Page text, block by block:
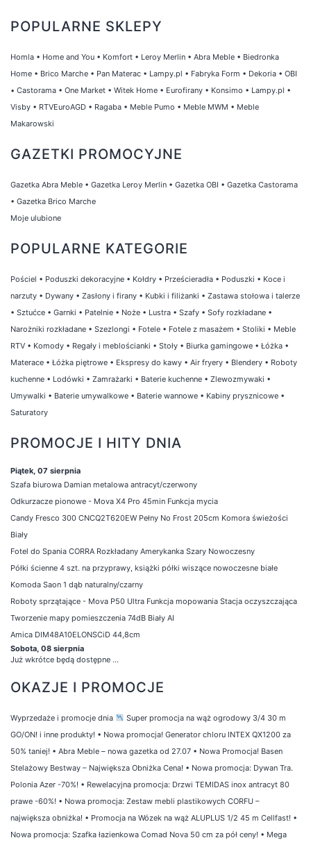
POPULARNE SKLEPY
Homla • Home and You • Komfort • Leroy Merlin • Abra Meble • Biedronka
Home • Brico Marche • Pan Materac • Lampy.pl • Fabryka Form • Dekoria • OBI
• Castorama • One Market • Witek Home • Eurofirany • Konsimo • Lampy.pl •
Visby • RTVEuroAGD • Ragaba • Meble Pumo • Meble MWM • Meble
Makarowski
GAZETKI PROMOCYJNE
Gazetka Abra Meble • Gazetka Leroy Merlin • Gazetka OBI • Gazetka Castorama
• Gazetka Brico Marche
Moje ulubione
POPULARNE KATEGORIE
Pościel • Poduszki dekoracyjne • Kołdry • Prześcieradła • Poduszki • Koce i
narzuty • Dywany • Zasłony i firany • Kubki i filiżanki • Zastawa stołowa i talerze
• Sztućce • Garnki • Patelnie • Noże • Lustra • Szafy • Sofy rozkładane •
Narożniki rozkładane • Szezlongi • Fotele • Fotele z masażem • Stoliki • Meble
RTV • Komody • Regały i meblościanki • Stoły • Biurka gamingowe • Łóżka •
Materace • Łóżka piętrowe • Ekspresy do kawy • Air fryery • Blendery • Roboty
kuchenne • Lodówki • Zamrażarki • Baterie kuchenne • Zlewozmywaki •
Umywalki • Baterie umywalkowe • Baterie wannowe • Kabiny prysznicowe •
Saturatory
PROMOCJE I HITY DNIA
Piątek, 07 sierpnia
Szafa biurowa Damian metalowa antracyt/czerwony
Odkurzacze pionowe - Mova X4 Pro 45min Funkcja mycia
Candy Fresco 300 CNCQ2T620EW Pełny No Frost 205cm Komora świeżości
Biały
Fotel do Spania CORRA Rozkładany Amerykanka Szary Nowoczesny
Półki ścienne 4 szt. na przyprawy, książki półki wiszące nowoczesne białe
Komoda Saon 1 dąb naturalny/czarny
Roboty sprzątające - Mova P50 Ultra Funkcja mopowania Stacja oczyszczająca
Tworzenie mapy pomieszczenia 74dB Biały AI
Amica DIM48A10ELONSCiD 44,8cm
Sobota, 08 sierpnia
Już wkrótce będą dostępne ...
OKAZJE I PROMOCJE
Wyprzedaże i promocje dnia
Super promocja na wąż ogrodowy 3/4 30 m
GO/ON! i inne produkty! • Nowa promocja! Generator chloru INTEX QX1200 za
50% taniej! • Abra Meble – nowa gazetka od 27.07 • Nowa Promocja! Basen
Stelażowy Bestway – Największa Obniżka Cena! • Nowa promocja: Dywan Tra.
Polonia Azer -70%! • Rewelacyjna promocja: Drzwi TEMIDAS inox antracyt 80
prawe -60%! • Nowa promocja: Zestaw mebli plastikowych CORFU –
największa obniżka! • Promocja na Wózek na wąż ALUPLUS 1/2 45 m Cellfast! •
Nowa promocja: Szafka łazienkowa Comad Nova 50 cm za pół ceny! • Mega